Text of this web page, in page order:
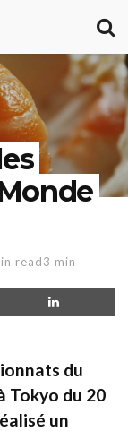
read3 min
du
Tokyo du 20
un